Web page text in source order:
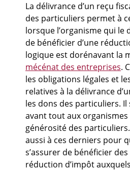
La délivrance d’un reçu
des particuliers permet à
lorsque l’organisme qui le
de bénéficier d’une
logique est dorénavant la
mécénat des entreprises.
les obligations légales et
relatives à la délivrance
les dons des particuliers. Il
avant tout aux
générosité des particuliers.
aussi à ces derniers pour
s’assurer de bénéficier
réduction d’impôt